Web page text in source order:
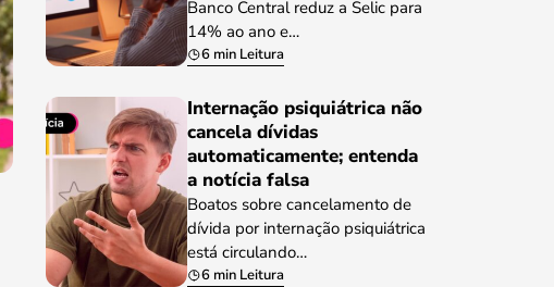
Banco Central reduz a Selic para
14% ao ano e…
6 min Leitura
Internação psiquiátrica não
cancela dívidas
automaticamente; entenda
a notícia falsa
Boatos sobre cancelamento de
dívida por internação psiquiátrica
está circulando…
6 min Leitura